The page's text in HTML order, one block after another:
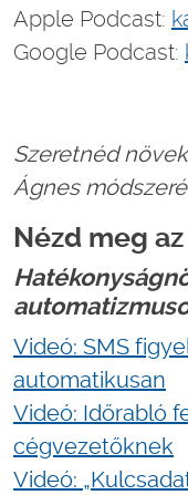
Apple Podcast:
Google Podcast:
Szeretnéd
Ágnes
Nézd meg
Videó: SMS
automatikusan
Videó: Időrabló
cégvezetőknek
Videó: